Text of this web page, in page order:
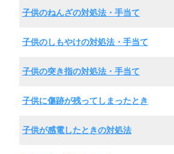
子供のねんざの対処法・手当て
子供のしもやけの対処法・手当て
子供の突き指の対処法・手当て
子供に傷跡が残ってしまったとき
子供が感電したときの対処法